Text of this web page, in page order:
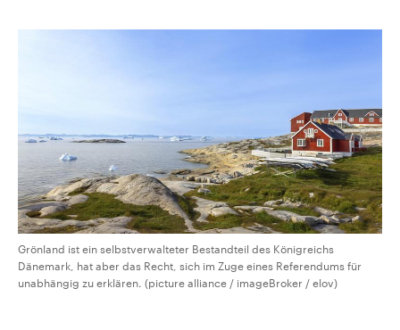
Audio-Archiv
Grönland ist ein selbstverwalteter Bestandteil des Königreichs
Dänemark, hat aber das Recht, sich im Zuge eines Referendums für
unabhängig zu erklären. (picture alliance / imageBroker / elov)